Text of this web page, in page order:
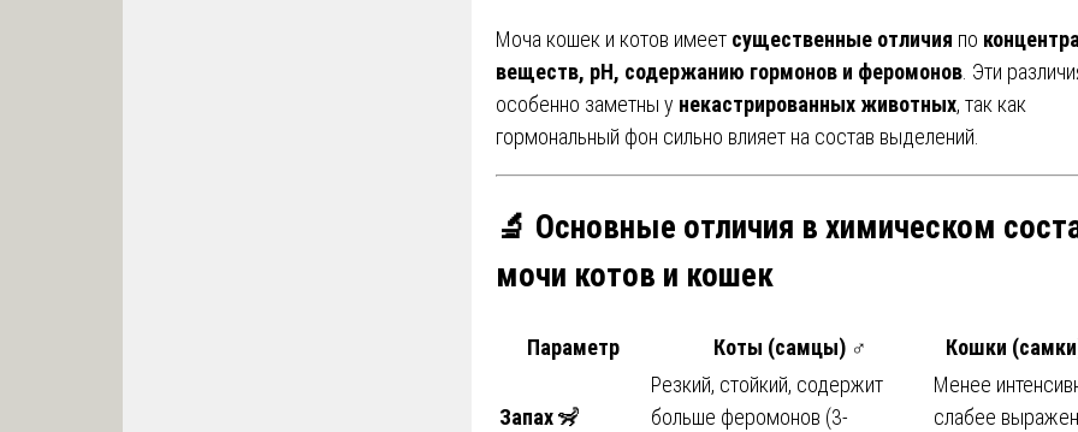
Моча кошек и котов имеет существенные отличия по
веществ, pH, содержанию гормонов и феромонов . Эти
особенно заметны у некастрированных животных, так как
гормональный фон сильно влияет на состав выделений.
🔬 Основные отличия в химическом
мочи котов и кошек
Параметр Коты (самцы)♂ Кошки
Запах🦨
Резкий, стойкий, содержит
больше феромонов (3-
Менее
слабее